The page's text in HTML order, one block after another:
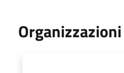
Organizzazioni